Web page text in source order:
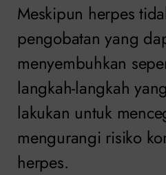
Meskipun herpes
pengobatan yang
menyembuhkan
langkah-langkah
lakukan untuk
mengurangi risiko
herpes.